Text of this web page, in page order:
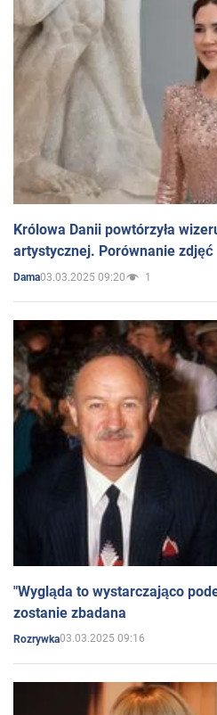
Królowa Danii powtórzyła
artystycznej. Porównanie zdjęć
Dama03.03.2025 09:20 1
"Wygląda to wystarczająco
zostanie zbadana
Rozrywka03.03.2025 09:16